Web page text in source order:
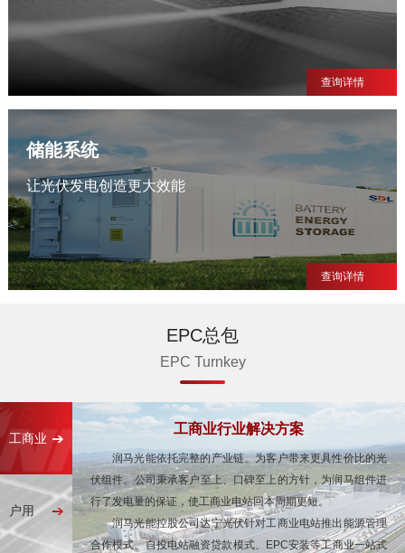
查询详情
储能系统
让光伏发电创造更大效能
查询详情
EPC总包
EPC Turnkey
工商业
户用
工商业行业解决方案
润马光能依托完整的产业链、为客户带来更具性价比的光
伏组件。公司秉承客户至上、口碑至上的方针，为润马组件进
行了发电量的保证，使工商业电站回本周期更短。
润马光能控股公司达宁光伏针对工商业电站推出能源管理
合作模式、自投电站融资贷款模式、EPC安装等工商业一站式